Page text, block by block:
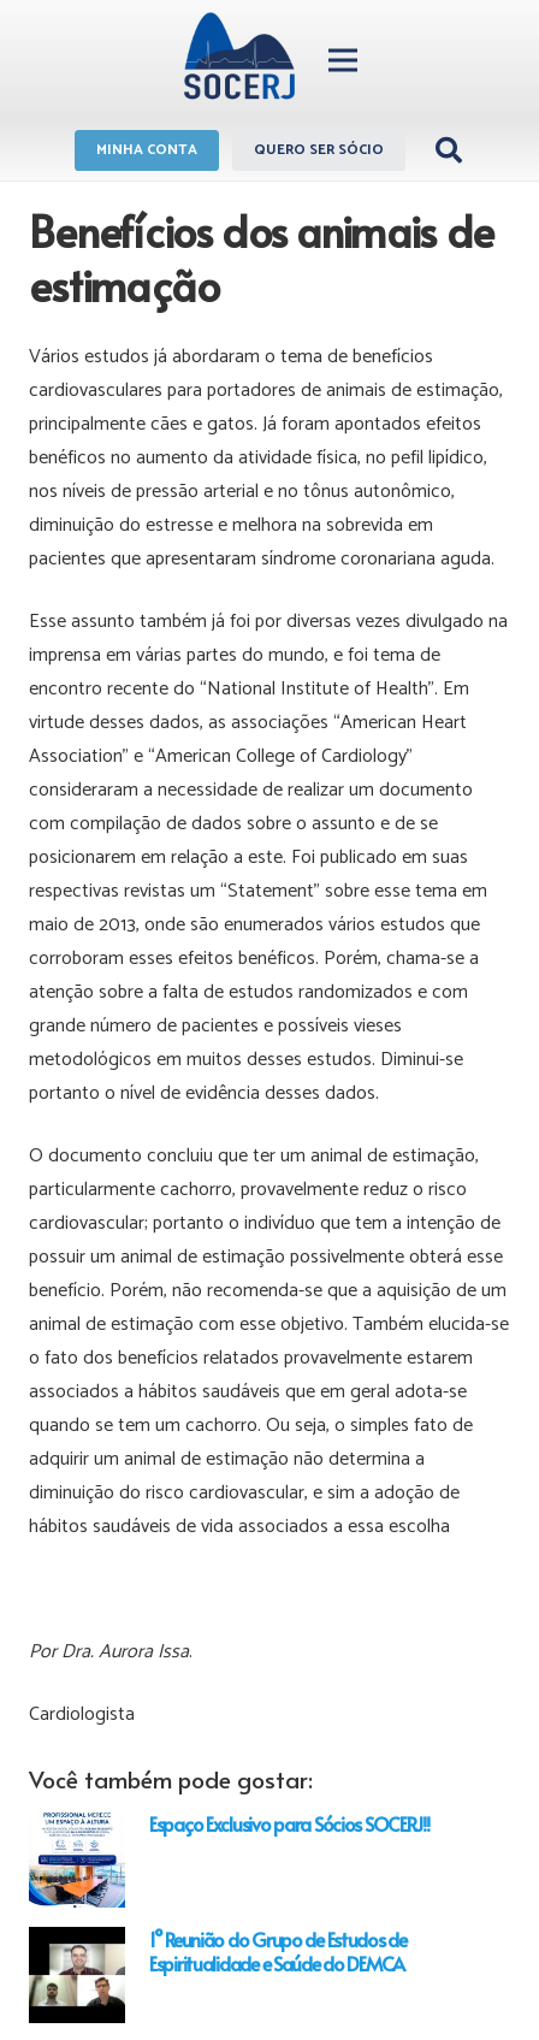
MINHA CONTA QUERO SER SÓCIO
Benefícios dos animais de
estimação
Vários estudos já abordaram o tema de benefícios
cardiovasculares para portadores de animais de estimação,
principalmente cães e gatos. Já foram apontados efeitos
benéficos no aumento da atividade física, no pefil lipídico,
nos níveis de pressão arterial e no tônus autonômico,
diminuição do estresse e melhora na sobrevida em
pacientes que apresentaram síndrome coronariana aguda.
Esse assunto também já foi por diversas vezes divulgado na
imprensa em várias partes do mundo, e foi tema de
encontro recente do “National Institute of Health”. Em
virtude desses dados, as associações “American Heart
Association” e “American College of Cardiology”
consideraram a necessidade de realizar um documento
com compilação de dados sobre o assunto e de se
posicionarem em relação a este. Foi publicado em suas
respectivas revistas um “Statement” sobre esse tema em
maio de 2013, onde são enumerados vários estudos que
corroboram esses efeitos benéficos. Porém, chama-se a
atenção sobre a falta de estudos randomizados e com
grande número de pacientes e possíveis vieses
metodológicos em muitos desses estudos. Diminui-se
portanto o nível de evidência desses dados.
O documento concluiu que ter um animal de estimação,
particularmente cachorro, provavelmente reduz o risco
cardiovascular; portanto o indivíduo que tem a intenção de
possuir um animal de estimação possivelmente obterá esse
benefício. Porém, não recomenda-se que a aquisição de um
animal de estimação com esse objetivo. Também elucida-se
o fato dos benefícios relatados provavelmente estarem
associados a hábitos saudáveis que em geral adota-se
quando se tem um cachorro. Ou seja, o simples fato de
adquirir um animal de estimação não determina a
diminuição do risco cardiovascular, e sim a adoção de
hábitos saudáveis de vida associados a essa escolha
Por Dra. Aurora Issa.
Cardiologista
Você também pode gostar:
Espaço Exclusivo para Sócios SOCERJ!!
1° Reunião do Grupo de Estudos de
Espiritualidade e Saúde do DEMCA